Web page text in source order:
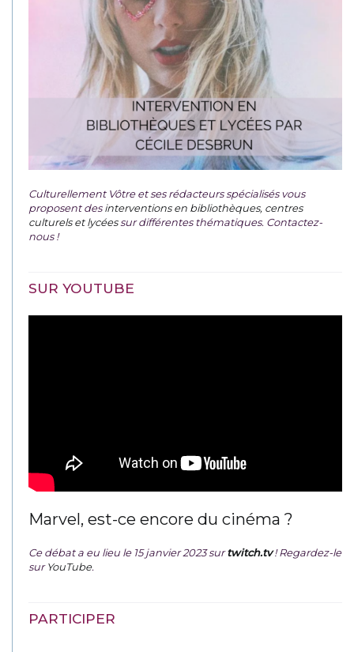
Culturellement Vôtre et ses rédacteurs spécialisés vous
proposent desinterventions en bibliothèques, centres
culturels et lycéessur différentes thématiques. Contactez-
nous !
SUR YOUTUBE
Marvel, est-ce encore du cinéma ?
Ce débat a eu lieu le 15 janvier 2023 surtwitch.tv ! Regardez-le
surYouTube.
PARTICIPER